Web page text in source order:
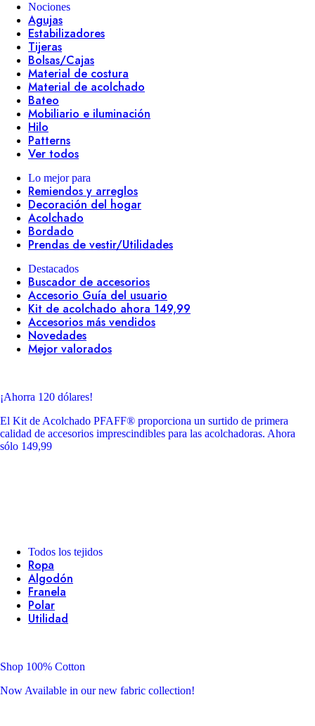
Nociones
Agujas
Estabilizadores
Tijeras
Bolsas/Cajas
Material de costura
Material de acolchado
Bateo
Mobiliario e iluminación
Hilo
Patterns
Ver todos
Lo mejor para
Remiendos y arreglos
Decoración del hogar
Acolchado
Bordado
Prendas de vestir/Utilidades
Destacados
Buscador de accesorios
Accesorio Guía del usuario
Kit de acolchado ahora 149,99
Accesorios más vendidos
Novedades
Mejor valorados
¡Ahorra 120 dólares!
El Kit de Acolchado PFAFF® proporciona un surtido de primera
calidad de accesorios imprescindibles para las acolchadoras. Ahora
sólo 149,99
Todos los tejidos
Ropa
Algodón
Franela
Polar
Utilidad
Shop 100% Cotton
Now Available in our new fabric collection!